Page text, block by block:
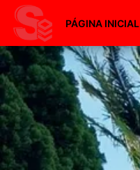
PÁGINA INICIAL